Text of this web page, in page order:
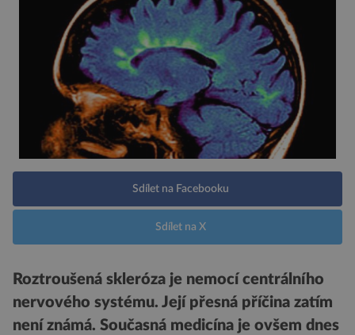
Sdílet na Facebooku
Sdílet na X
Roztroušená skleróza je nemocí centrálního
nervového systému. Její přesná příčina zatím
není známá. Současná medicína je ovšem dnes